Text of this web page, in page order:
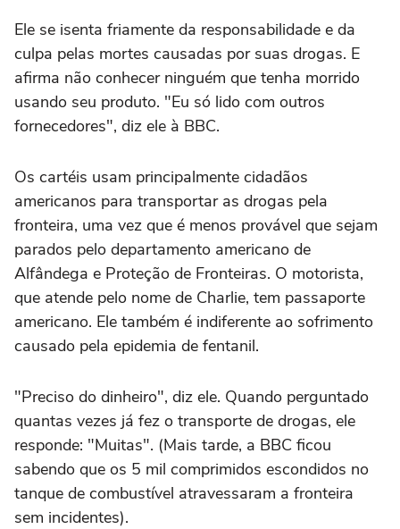
Ele se isenta friamente da responsabilidade e da
culpa pelas mortes causadas por suas drogas. E
afirma não conhecer ninguém que tenha morrido
usando seu produto. "Eu só lido com outros
fornecedores", diz ele à BBC.
Os cartéis usam principalmente cidadãos
americanos para transportar as drogas pela
fronteira, uma vez que é menos provável que sejam
parados pelo departamento americano de
Alfândega e Proteção de Fronteiras. O motorista,
que atende pelo nome de Charlie, tem passaporte
americano. Ele também é indiferente ao sofrimento
causado pela epidemia de fentanil.
"Preciso do dinheiro", diz ele. Quando perguntado
quantas vezes já fez o transporte de drogas, ele
responde: "Muitas". (Mais tarde, a BBC ficou
sabendo que os 5 mil comprimidos escondidos no
tanque de combustível atravessaram a fronteira
sem incidentes).